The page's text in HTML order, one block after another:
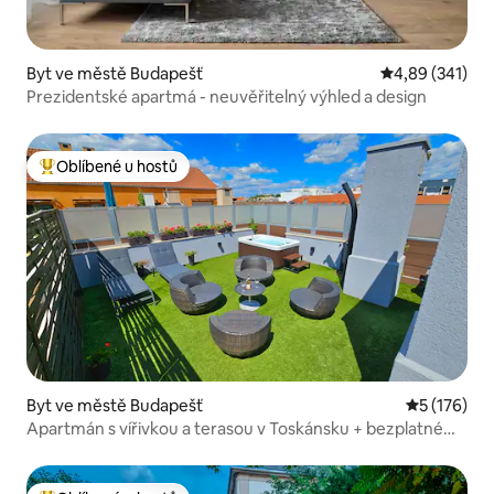
Byt ve městě Budapešť Průměrné
4,89 (341)
Prezidentské apartmá - neuvěřitelný výhled a design
Nejlepší v kategorii Oblíbené u hostů
Oblíbené u hostů
Byt ve městě Budapešť Průměrné
5 (176)
Apartmán s vířivkou a terasou v Toskánsku + bezplatné